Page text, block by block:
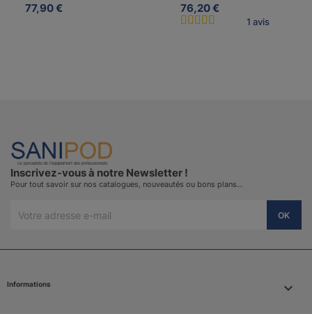
77,90 € 76,20 €
1 avis
Inscrivez-vous à notre Newsletter !
Pour tout savoir sur nos catalogues, nouveautés ou bons plans…
Informations keyboard_arrow_down